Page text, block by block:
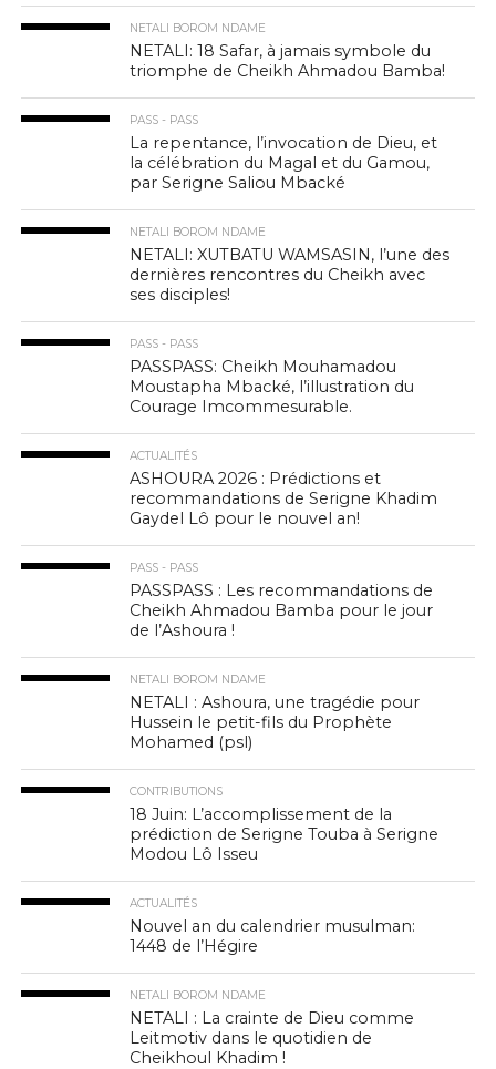
NETALI BOROM NDAME
NETALI: 18 Safar, à jamais symbole du
triomphe de Cheikh Ahmadou Bamba!
PASS - PASS
La repentance, l’invocation de Dieu, et
la célébration du Magal et du Gamou,
par Serigne Saliou Mbacké
NETALI BOROM NDAME
NETALI: XUTBATU WAMSASIN, l’une des
dernières rencontres du Cheikh avec
ses disciples!
PASS - PASS
PASSPASS: Cheikh Mouhamadou
Moustapha Mbacké, l’illustration du
Courage Imcommesurable.
ACTUALITÉS
ASHOURA 2026 : Prédictions et
recommandations de Serigne Khadim
Gaydel Lô pour le nouvel an!
PASS - PASS
PASSPASS : Les recommandations de
Cheikh Ahmadou Bamba pour le jour
de l’Ashoura !
NETALI BOROM NDAME
NETALI : Ashoura, une tragédie pour
Hussein le petit-fils du Prophète
Mohamed (psl)
CONTRIBUTIONS
18 Juin: L’accomplissement de la
prédiction de Serigne Touba à Serigne
Modou Lô Isseu
ACTUALITÉS
Nouvel an du calendrier musulman:
1448 de l’Hégire
NETALI BOROM NDAME
NETALI : La crainte de Dieu comme
Leitmotiv dans le quotidien de
Cheikhoul Khadim !